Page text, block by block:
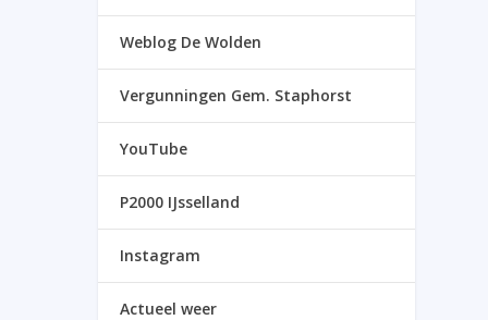
Weblog De Wolden
Vergunningen Gem. Staphorst
YouTube
P2000 IJsselland
Instagram
Actueel weer